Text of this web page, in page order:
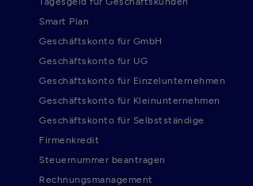
Smart Plan
Geschäftskonto für GmbH
Geschäftskonto für UG
Geschäftskonto für Einzelunternehmen
Geschäftskonto für Kleinunternehmen
Geschäftskonto für Selbstständige
Firmenkredit
Steuernummer beantragen
Rechnungsmanagement